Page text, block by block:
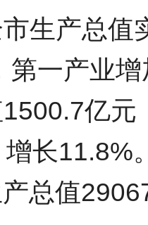
生产总值
第一产业
亿
长11.8%
总值